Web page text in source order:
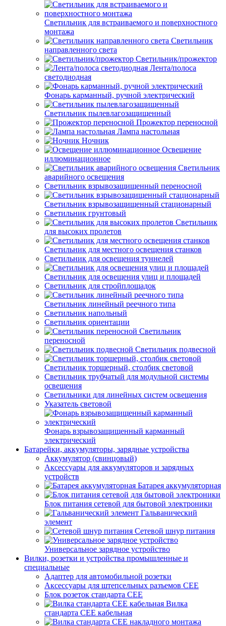
Светильник для встраиваемого и поверхностного
монтажа
Светильник
направленного света
Светильник/прожектор
Лента/полоса
светодиодная
Фонарь карманный, ручной электрический
Светильник пылевлагозащищенный
Прожектор переносной
Лампа настольная
Ночник
Освещение
иллюминационное
Светильник
аварийного освещения
Светильник взрывозащищенный переносной
Светильник взрывозащищенный стационарный
Светильник грунтовый
Светильник
для высоких пролетов
Светильник для местного освещения станков
Светильник для освещения туннелей
Светильник для освещения улиц и площадей
Светильник для стройплощадок
Светильник линейный реечного типа
Светильник напольный
Светильник ориентации
Светильник
переносной
Светильник подвесной
Светильник торшерный, столбик световой
Светильник трубчатый для модульной системы
освещения
Светильники для линейных систем освещения
Указатель световой
Фонарь взрывозащищенный карманный
электрический
Батарейки, аккумуляторы, зарядные устройства
Аккумулятор (свинцовый)
Аксессуары для аккумуляторов и зарядных
устройств
Батарея аккумуляторная
Блок питания сетевой для бытовой электроники
Гальванический
элемент
Сетевой шнур питания
Универсальное зарядное устройство
Вилки, розетки и устройства промышленные и
специальные
Адаптер для автомобильной розетки
Аксессуары для штепсельных разъемов CEE
Блок розеток стандарта CEE
Вилка
стандарта CEE кабельная